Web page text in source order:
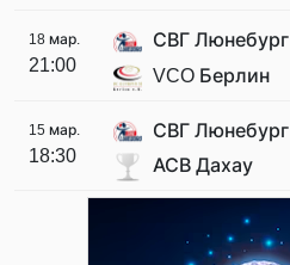
18 мар.
21:00
СВГ Люнебург
VCO Берлин
15 мар.
18:30
СВГ Люнебург
АСВ Дахау